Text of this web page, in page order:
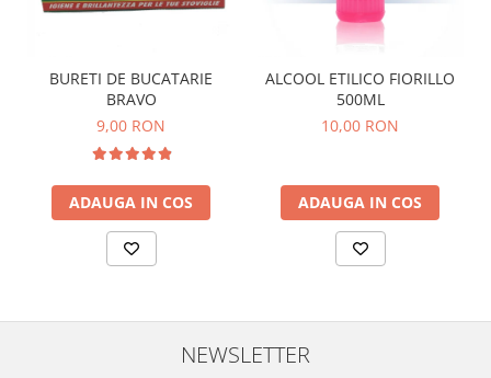
BURETI DE BUCATARIE
BRAVO
9,00 RON
ADAUGA IN COS
ALCOOL ETILICO FIORILLO
500ML
10,00 RON
ADAUGA IN COS
NEWSLETTER